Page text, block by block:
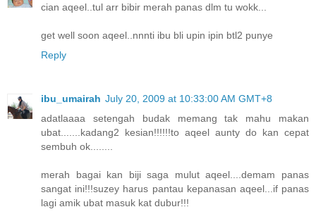
cian aqeel..tul arr bibir merah panas dlm tu wokk...
get well soon aqeel..nnnti ibu bli upin ipin btl2 punye
Reply
ibu_umairah July 20, 2009 at 10:33:00 AM GMT+8
adatlaaaa setengah budak memang tak mahu makan
ubat.......kadang2 kesian!!!!!!to aqeel aunty do kan cepat
sembuh ok........
merah bagai kan biji saga mulut aqeel....demam panas
sangat ini!!!suzey harus pantau kepanasan aqeel...if panas
lagi amik ubat masuk kat dubur!!!